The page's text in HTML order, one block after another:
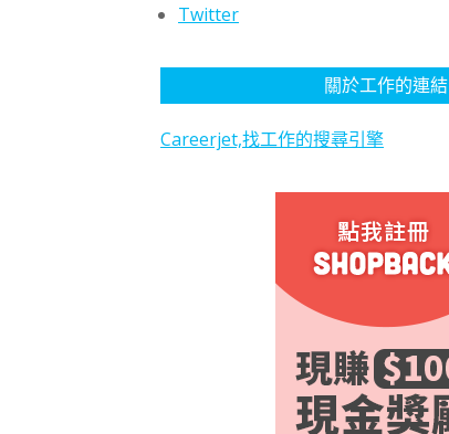
Twitter
關於工作的連結
Careerjet,找工作的搜尋引擎